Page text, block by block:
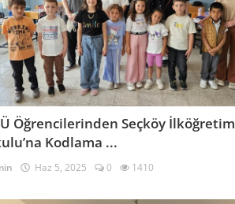
Öğrencilerinden Seçköy İlköğretim
Kodlama ...
Haz 5, 2025 0 1410